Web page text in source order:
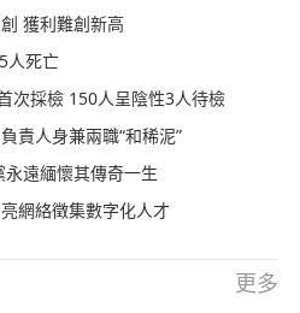
獲利難創新高
人死亡
次採檢 150人呈陰性3人待檢
責人身兼兩職“和稀泥”
遠緬懷其傳奇一生
網絡徵集數字化人才
更多